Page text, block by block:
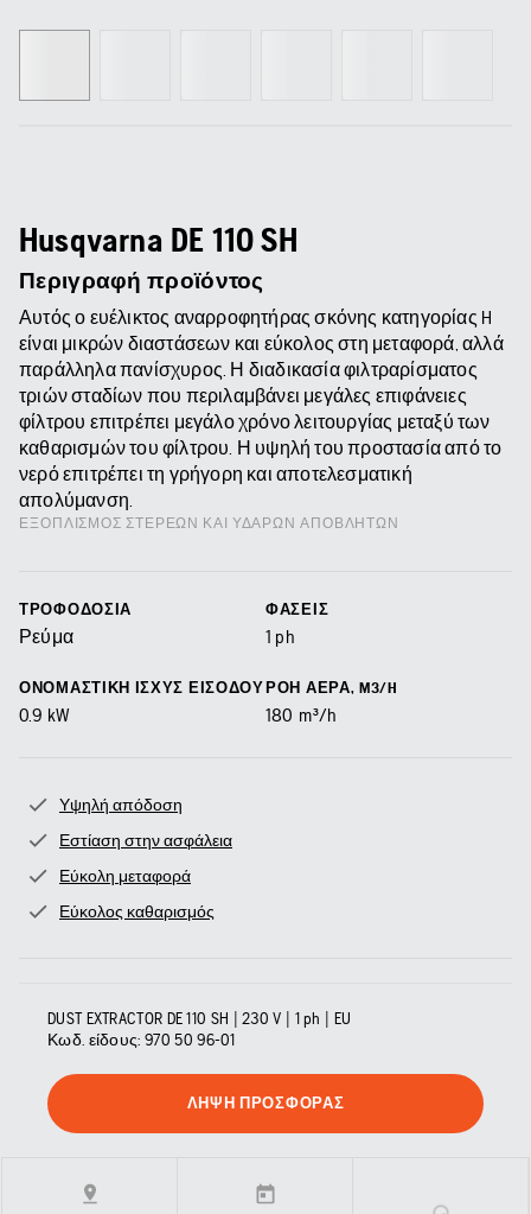
Husqvarna DE 110 SH
Περιγραφή προϊόντος
Αυτός ο ευέλικτος αναρροφητήρας σκόνης κατηγορίας H
είναι μικρών διαστάσεων και εύκολος στη μεταφορά, αλλά
παράλληλα πανίσχυρος. Η διαδικασία φιλτραρίσματος
τριών σταδίων που περιλαμβάνει μεγάλες επιφάνειες
φίλτρου επιτρέπει μεγάλο χρόνο λειτουργίας μεταξύ των
καθαρισμών του φίλτρου. Η υψηλή του προστασία από το
νερό επιτρέπει τη γρήγορη και αποτελεσματική
απολύμανση.
ΕΞΟΠΛΙΣΜΌΣ ΣΤΕΡΕΏΝ ΚΑΙ ΥΔΑΡΏΝ ΑΠΟΒΛΉΤΩΝ
ΤΡΟΦΟΔΟΣΊΑ
Ρεύμα
ΦΆΣΕΙΣ
1 ph
ΟΝΟΜΑΣΤΙΚΉ ΙΣΧΎΣ ΕΙΣΌΔΟΥ
0.9 kW
ΡΟΉ ΑΈΡΑ, M3/H
180 m³/h
Υψηλή απόδοση
Εστίαση στην ασφάλεια
Εύκολη μεταφορά
Εύκολος καθαρισμός
DUST EXTRACTOR DE 110 SH | 230 V | 1 ph | EU
Κωδ. είδους: 970 50 96‑01
ΛΉΨΗ ΠΡΟΣΦΟΡΆΣ